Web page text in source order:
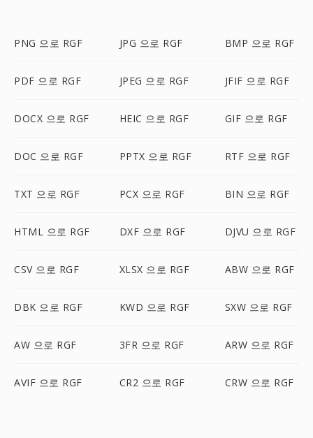
PNG 으로 RGF JPG 으로 RGF BMP 으로 RGF
PDF 으로 RGF JPEG 으로 RGF JFIF 으로 RGF
DOCX 으로 RGF HEIC 으로 RGF GIF 으로 RGF
DOC 으로 RGF PPTX 으로 RGF RTF 으로 RGF
TXT 으로 RGF PCX 으로 RGF BIN 으로 RGF
HTML 으로 RGF DXF 으로 RGF DJVU 으로 RGF
CSV 으로 RGF XLSX 으로 RGF ABW 으로 RGF
DBK 으로 RGF KWD 으로 RGF SXW 으로 RGF
AW 으로 RGF 3FR 으로 RGF ARW 으로 RGF
AVIF 으로 RGF CR2 으로 RGF CRW 으로 RGF